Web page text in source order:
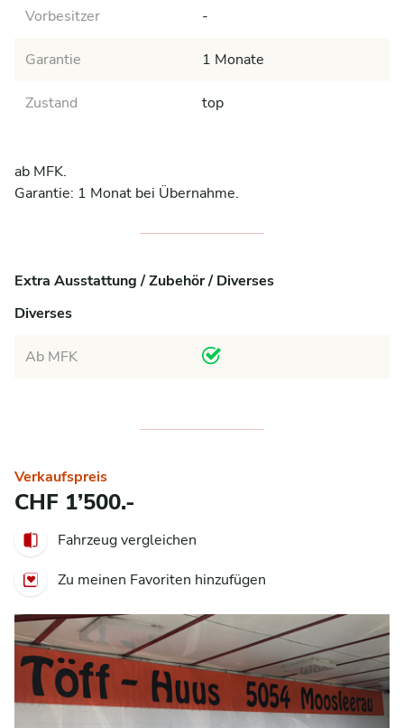
Vorbesitzer -
Garantie 1 Monate
Zustand top
ab MFK.
Garantie: 1 Monat bei Übernahme.
Extra Ausstattung / Zubehör / Diverses
Diverses
Ab MFK
Verkaufspreis
CHF 1’500.-
Fahrzeug vergleichen
Zu meinen Favoriten hinzufügen